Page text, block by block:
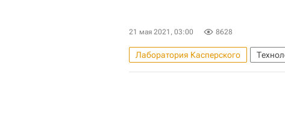
21 мая 2021, 03:00 8628
Лаборатория Касперского